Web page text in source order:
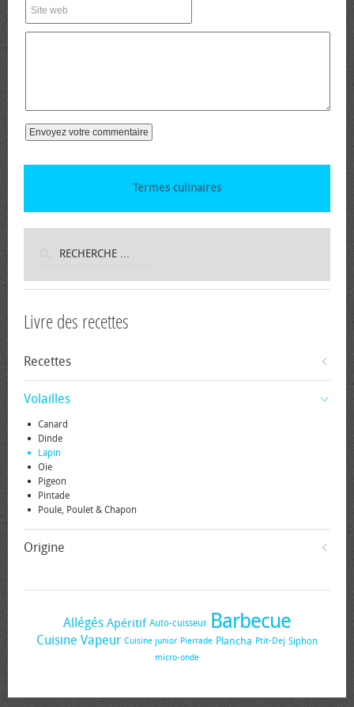
Termes culinaires
Livre des recettes
Recettes
Volailles
Canard
Dinde
Lapin
Oie
Pigeon
Pintade
Poule, Poulet & Chapon
Origine
Allégés Apéritif Auto-cuisseur Barbecue
Cuisine Vapeur Cuisine junior Pierrade Plancha Ptit-Dej Siphon
micro-onde